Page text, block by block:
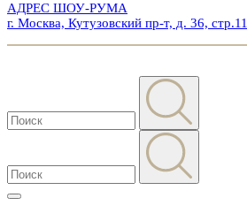
АДРЕС ШОУ-РУМА
г. Москва, Кутузовский пр-т, д. 36, стр.11